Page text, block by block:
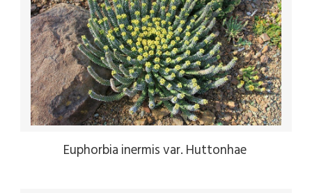
Euphorbia inermis var. Huttonhae